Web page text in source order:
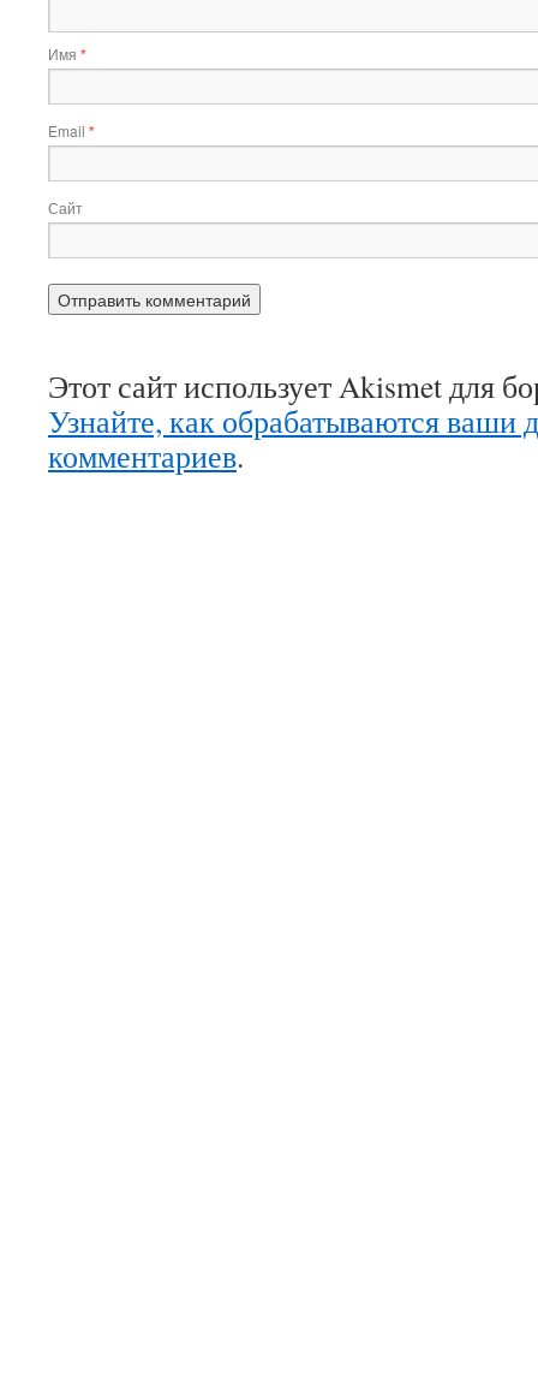
Имя *
Email *
Сайт
Этот сайт использует Akismet для
Узнайте, как обрабатываются ваши
комментариев.